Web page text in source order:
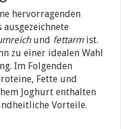
hervorragenden
und fettarmist.
zu einer idealen Wahl
Im Folgenden
Fette und
Joghurt enthalten
Vorteile.